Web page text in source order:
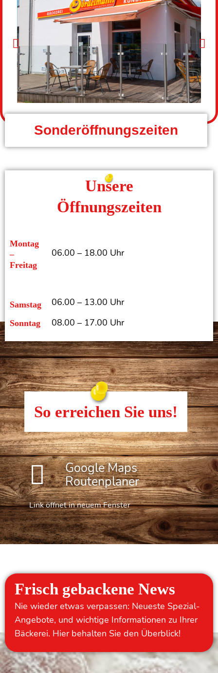
Sonderöffnungszeiten
Unsere
Öffnungszeiten
Montag
–
Freitag
06.00 – 18.00 Uhr
Samstag
Sonntag
06.00 – 13.00 Uhr
08.00 – 17.00 Uhr
So erreichen Sie uns!
Google Maps
Routenplaner
Link öffnet in neuem Fenster
Frisch gebackene News
Nie wieder etwas verpassen: Neueste Spezial-
Angebote, und wichtige Informationen zu Ihrer
Bäckerei. Hier behalten Sie den Überblick!